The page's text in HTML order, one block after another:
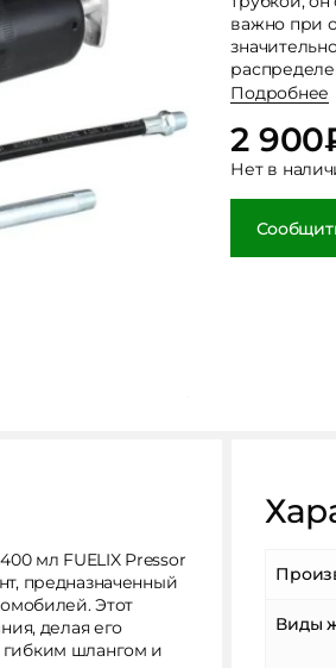
важно при
Подробнее
2 900
Нет в
мл FUELIX Pressor
предназначенный
Этот
делая его
шлангом и
Виды